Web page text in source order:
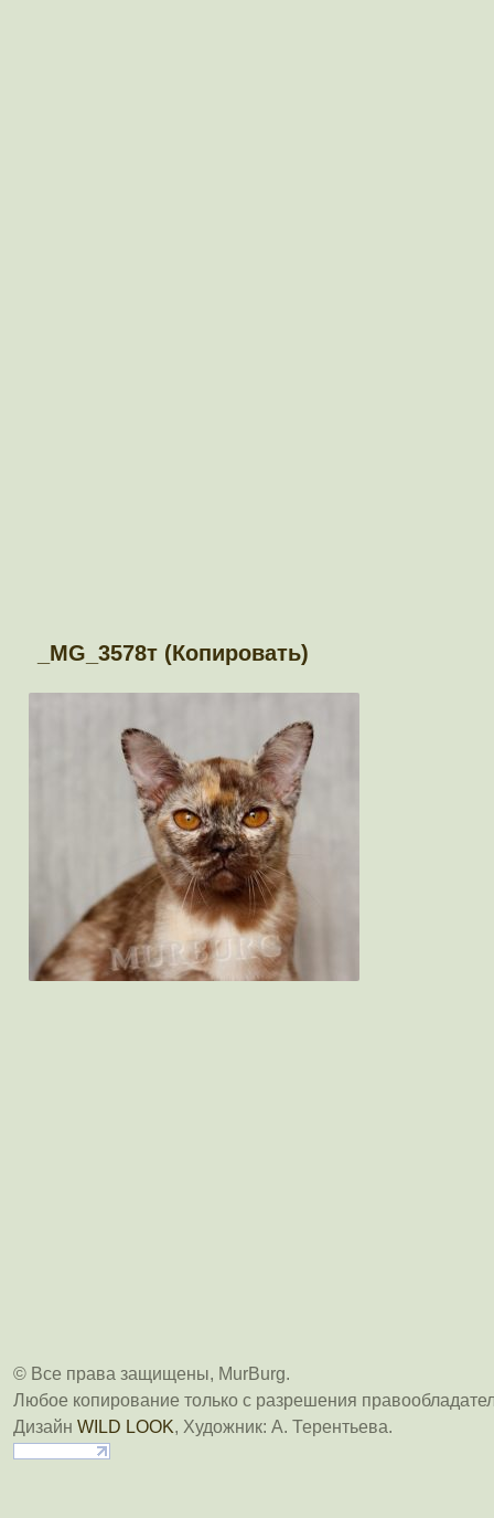
_MG_3578т (Копировать)
© Все права защищены, MurBurg.
Любое копирование только с разрешения
Дизайн WILD LOOK, Художник: А. Терентьева.